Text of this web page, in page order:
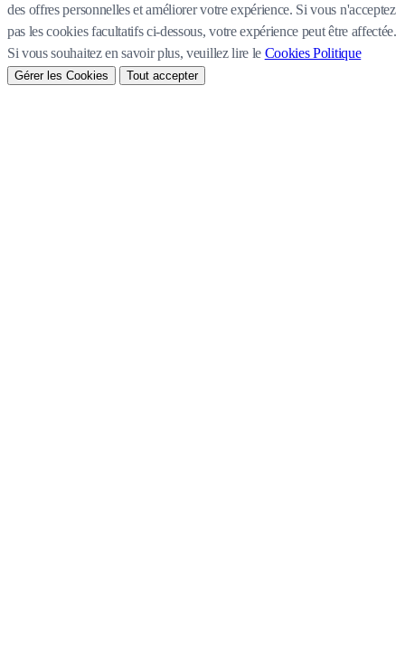
des offres personnelles et améliorer votre expérience. Si vous n'acceptez
pas les cookies facultatifs ci-dessous, votre expérience peut être affectée.
Si vous souhaitez en savoir plus, veuillez lire le Cookies Politique
Gérer les Cookies Tout accepter